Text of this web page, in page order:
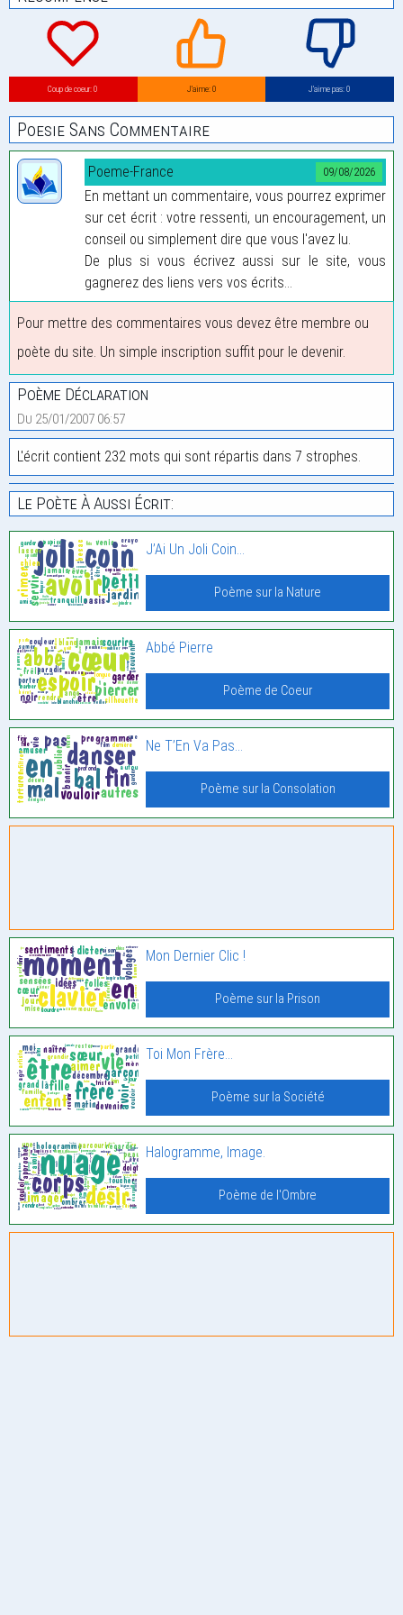
Coup de coeur: 0 J’aime: 0 J’aime pas: 0
Poesie Sans Commentaire
09/08/2026
Poeme-France
En mettant un commentaire, vous pourrez exprimer
sur cet écrit : votre ressenti, un encouragement, un
conseil ou simplement dire que vous l'avez lu.
De plus si vous écrivez aussi sur le site, vous
gagnerez des liens vers vos écrits...
Pour mettre des commentaires vous devez être membre ou
poète du site. Un simple inscription suffit pour le devenir.
Poème Déclaration
Du 25/01/2007 06:57
L'écrit contient 232 mots qui sont répartis dans 7 strophes.
Le Poète À Aussi Écrit:
J’Ai Un Joli Coin…
Poème sur la Nature
Abbé Pierre
Poème de Coeur
Ne T’En Va Pas…
Poème sur la Consolation
Mon Dernier Clic !
Poème sur la Prison
Toi Mon Frère…
Poème sur la Société
Halogramme, Image.
Poème de l'Ombre